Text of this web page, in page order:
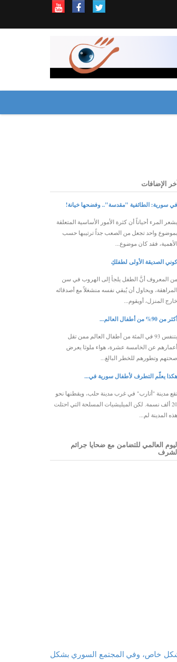
الإضافات
في سورية: الطائفية "مقدسة".. وفضحها خيانة!
يشعر المرء أحياناً أن كثرة الأمور الأساسية المتعلقة
بموضوع واحد تجعل من الصعب جداً ترتيبها حسب
الأهمية، فقد كان موضوع...
كوني الصديقة الأولى لطفلكِ
من المعروف أنَّ الطفل يلجأ إلى الهروب في سن
المراهقة، ويحاول أن يُبقي نفسه منشغلاً مع أصدقائه
خارج المنزل، أويقوم...
أكثر من 90% من أطفال العالم...
يتنفس 93 في المئة من أطفال العالم ممن تقل
أعمارهم عن الخامسة عشرة، هواء ملوثا يعرض
صحتهم وتطورهم للخطر البالغ...
هكذا يعلّم التطرف لأطفال سورية في...
تقع مدينة "أتارب" في غرب مدينة حلب، ويقطنها نحو
20 ألف نسمة. لكن الميليشيات المسلحة التي احتلت
هذه المدينة لم...
العالمي للتضامن مع ضحايا جرائم
بشكل خاص، وفي المجتمع السوري بشكل